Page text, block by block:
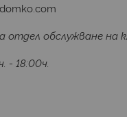
отдел обслужване на
- 18:00ч.